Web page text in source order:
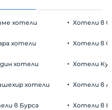
хотели
хотели
хотели
хотели
в Бурса
Хотели в
Хотели в
Хотели
Хотели в
Хотели в